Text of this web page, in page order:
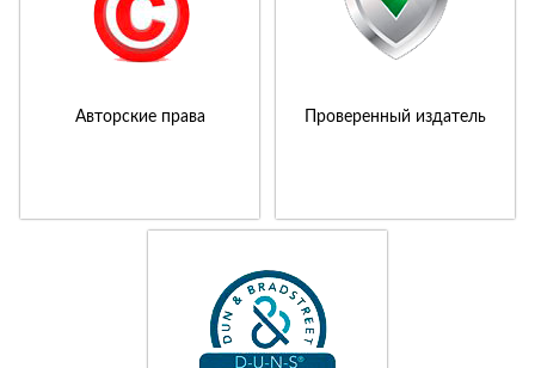
Авторские права Проверенный издатель